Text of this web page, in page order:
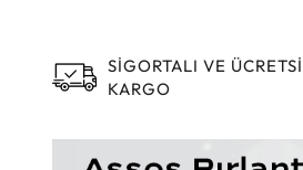
SİGORTALI VE
KARGO